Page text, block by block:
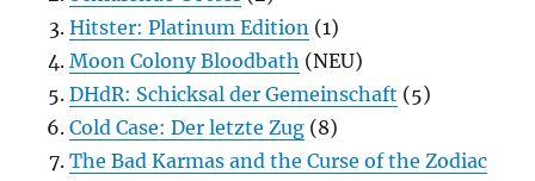
Hitster: Platinum Edition (1)
Moon Colony Bloodbath (NEU)
DHdR: Schicksal der Gemeinschaft (5)
Cold Case: Der letzte Zug (8)
The Bad Karmas and the Curse of the Zodiac